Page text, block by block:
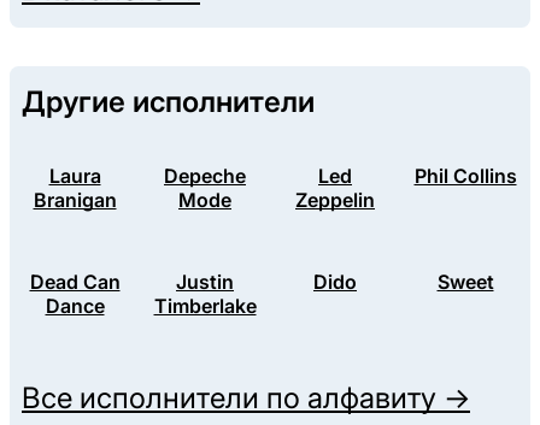
Другие исполнители
Laura
Branigan
Depeche
Mode
Led
Zeppelin
Phil Collins
Dead Can
Dance
Justin
Timberlake
Dido Sweet
Все исполнители по алфавиту →